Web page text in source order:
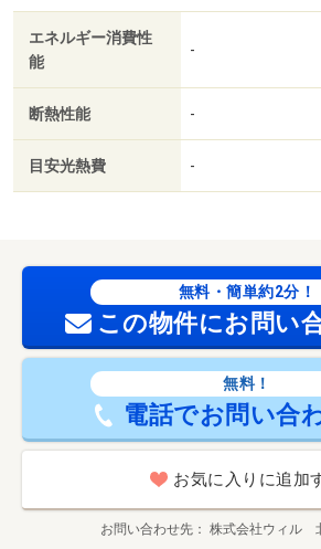
ＺＥＨ住宅◆「辰沼小学校」まで徒歩
学校」まで徒歩約１４分◆「ライフ大
分【営業時間 １０：００～１９：０
さい！現地を見学される場合は「室内
（無料）」ボタンよりご希望の日時を
とスムーズにご案内が可能です。【ウ
あります！（３）定休日なし！ 【設
耐震構造・全居室収納
建築確認：有/NO.ＫＳ１２６－３１２
国土法届出：不要
販売戸数：2戸
エネルギー消費性
能
-
断熱性能 -
目安光熱費 -
無料・簡単約2分！
この物件にお問い
無料！
電話でお問い合
お気に入りに追加
お問い合わせ先
株式会社ウィル